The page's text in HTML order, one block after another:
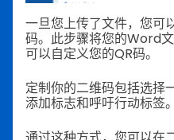
一旦您上传了文件，您可
码。此步骤将您的Word
可以自定义您的QR码。
定制你的二维码包括选择
添加标志和呼吁行动标签。